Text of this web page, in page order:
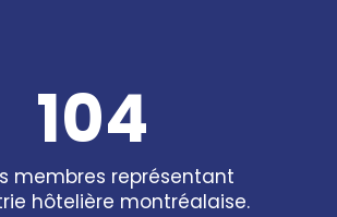
104
membres représentant
hôtelière montréalaise.